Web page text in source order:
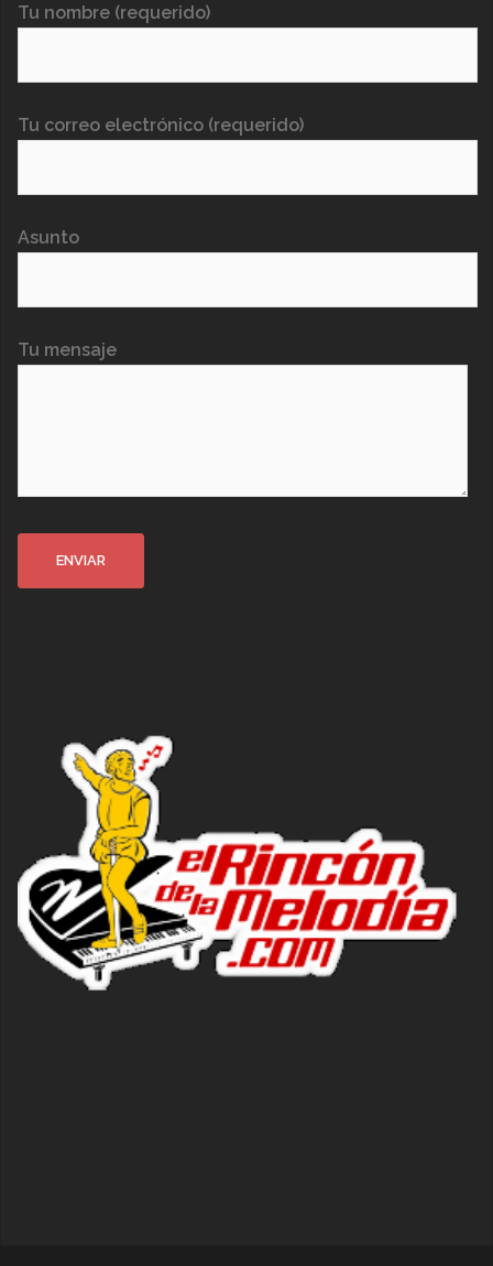
Tu nombre (requerido)
Tu correo electrónico (requerido)
Asunto
Tu mensaje